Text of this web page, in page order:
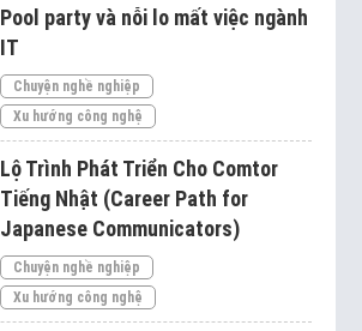
Pool party và nỗi lo mất việc ngành
IT
Chuyện nghề nghiệp
Xu hướng công nghệ
Lộ Trình Phát Triển Cho Comtor
Tiếng Nhật (Career Path for
Japanese Communicators)
Chuyện nghề nghiệp
Xu hướng công nghệ